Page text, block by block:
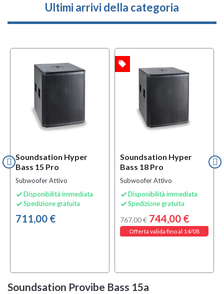
Ultimi arrivi della categoria
Soundsation Hyper
Bass 15 Pro
Subwoofer Attivo
 Disponibilità immediata
 Spedizione gratuita
711,00 €
Soundsation Hyper
Bass 18 Pro
Subwoofer Attivo
 Disponibilità immediata
 Spedizione gratuita
767,00 € 744,00 €
Offerta valida fino al 14/08
local_offer
Soundsation Provibe Bass 15a